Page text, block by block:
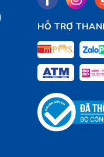
HỖ TRỢ